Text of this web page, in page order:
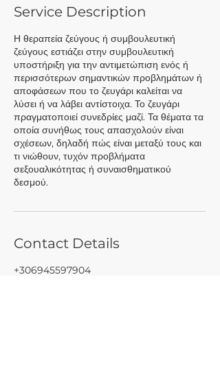
Service Description
Η θεραπεία ζεύγους ή συμβουλευτική
ζεύγους εστιάζει στην συμβουλευτική
υποστήριξη για την αντιμετώπιση ενός ή
περισσότερων σημαντικών προβλημάτων ή
αποφάσεων που το ζευγάρι καλείται να
λύσει ή να λάβει αντίστοιχα. Το ζευγάρι
πραγματοποιεί συνεδρίες μαζί. Τα θέματα τα
οποία συνήθως τους απασχολούν είναι
σχέσεων, δηλαδή πώς είναι μεταξύ τους και
τι νιώθουν, τυχόν προβλήματα
σεξουαλικότητας ή συναισθηματικού
δεσμού.
Contact Details
+306945597904